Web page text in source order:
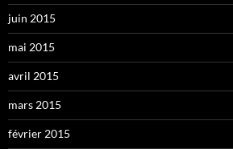
juin 2015
mai 2015
avril 2015
mars 2015
février 2015